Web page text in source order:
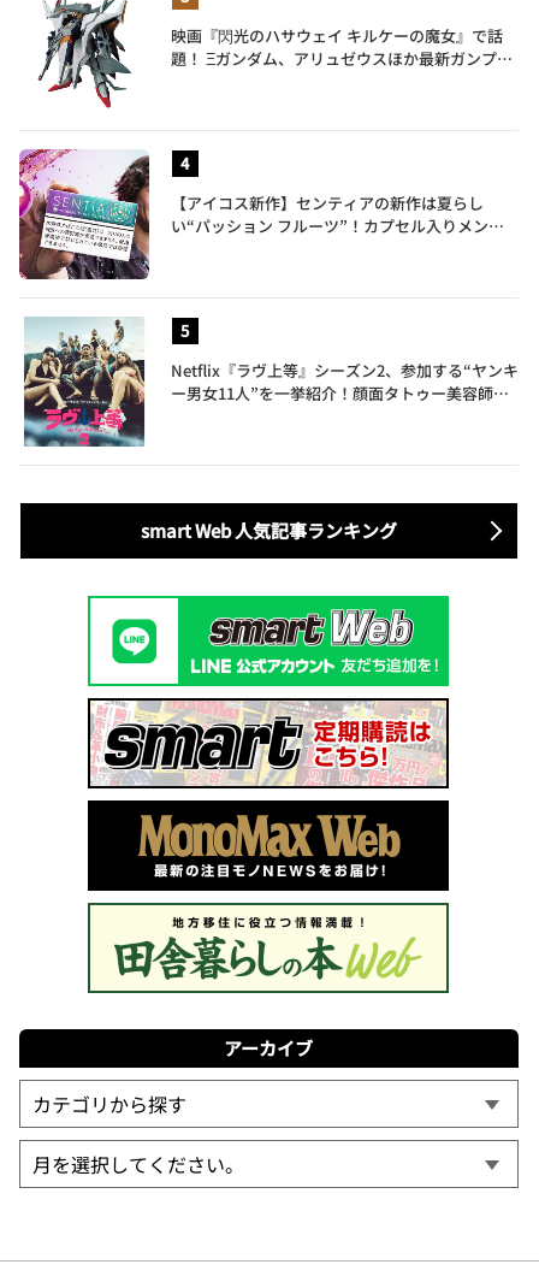
映画『閃光のハサウェイ キルケーの魔女』で話
題！ Ξガンダム、アリュゼウスほか最新ガンプラ
【アイコス新作】センティアの新作は夏らし
い“パッション フルーツ”！カプセル入りメンソ
Netflix『ラヴ上等』シーズン2、参加する“ヤンキ
ー男女11人”を一挙紹介！顔面タトゥー美容師、
smart Web 人気記事ランキング
アーカイブ